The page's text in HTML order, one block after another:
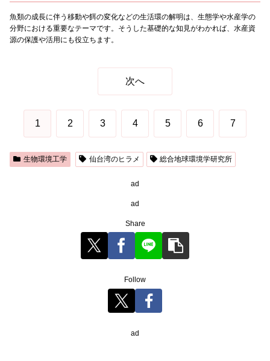
魚類の成長に伴う移動や餌の変化などの生活環の解明は、生態学や水産学の
分野における重要なテーマです。そうした基礎的な知見がわかれば、水産資
源の保護や活用にも役立ちます。
次へ
1 2 3 4 5 6 7
生物環境工学 仙台湾のヒラメ 総合地球環境学研究所
ad
ad
Share
Follow
ad